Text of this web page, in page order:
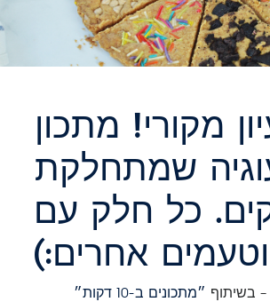
מקורי! מתכון
שמתחלקת
כל חלק עם
אחרים:)
– בשיתוף
״מתכונים ב-10 דקות״